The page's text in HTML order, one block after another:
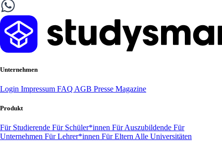
Unternehmen
Login Impressum FAQ AGB Presse Magazine
Produkt
Für Studierende Für Schüler*innen Für Auszubildende Für
Unternehmen Für Lehrer*innen Für Eltern Alle Universitäten